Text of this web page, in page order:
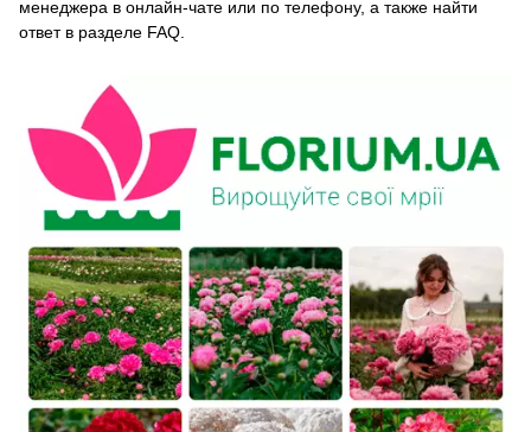
менеджера в онлайн-чате или по телефону, а также найти
ответ в разделе FAQ.